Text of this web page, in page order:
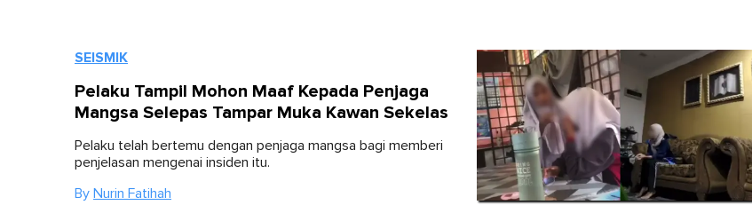
SEISMIK
Pelaku Tampil Mohon Maaf Kepada Penjaga
Mangsa Selepas Tampar Muka Kawan Sekelas
Pelaku telah bertemu dengan penjaga mangsa bagi memberi
penjelasan mengenai insiden itu.
By Nurin Fatihah